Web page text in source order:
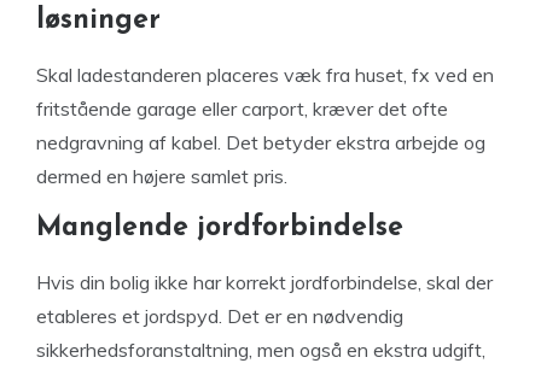
løsninger
Skal ladestanderen placeres væk fra huset, fx ved en
fritstående garage eller carport, kræver det ofte
nedgravning af kabel. Det betyder ekstra arbejde og
dermed en højere samlet pris.
Manglende jordforbindelse
Hvis din bolig ikke har korrekt jordforbindelse, skal der
etableres et jordspyd. Det er en nødvendig
sikkerhedsforanstaltning, men også en ekstra udgift,